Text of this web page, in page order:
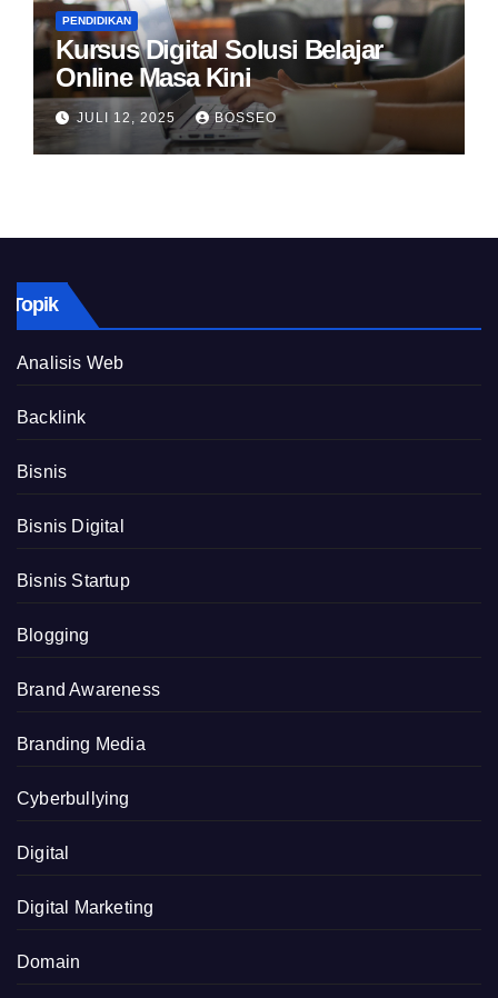
PENDIDIKAN
Kursus Digital Solusi Belajar
Online Masa Kini
JULI 12, 2025 BOSSEO
Topik
Analisis Web
Backlink
Bisnis
Bisnis Digital
Bisnis Startup
Blogging
Brand Awareness
Branding Media
Cyberbullying
Digital
Digital Marketing
Domain